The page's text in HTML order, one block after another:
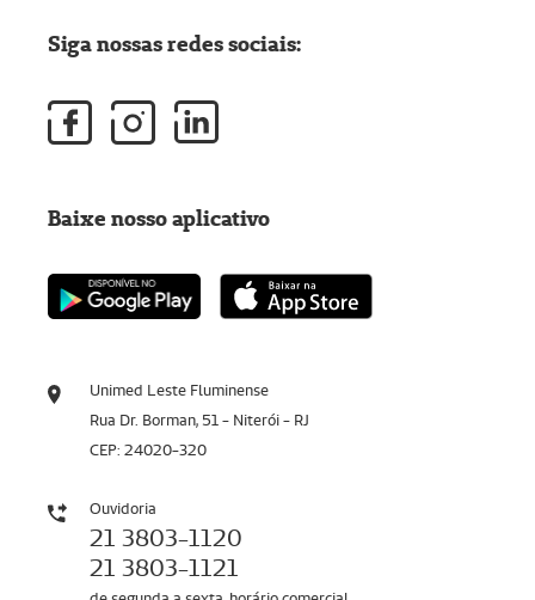
Unimed Leste Fluminense
Rua Dr. Borman, 51 - Niterói - RJ
CEP: 24020-320
Ouvidoria
21 3803-1120
21 3803-1121
Siga nossas redes sociais:
Baixe nosso aplicativo